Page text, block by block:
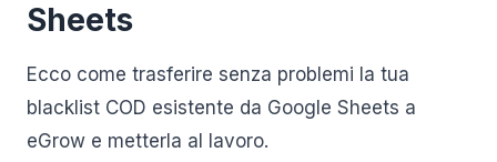
Sheets
Ecco come trasferire senza problemi la tua
blacklist COD esistente da Google Sheets a
eGrow e metterla al lavoro.